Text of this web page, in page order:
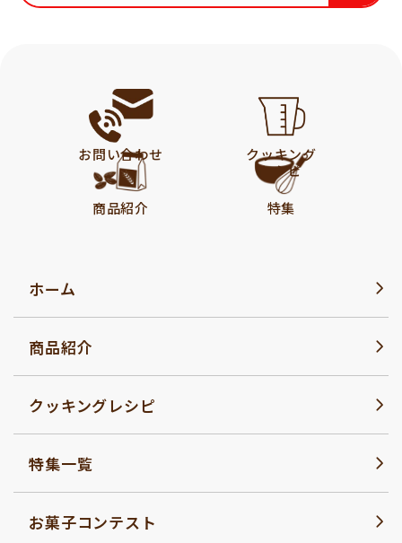
お問い合わせ
クッキング
レシピ
商品紹介
特集
ホーム
商品紹介
クッキングレシピ
特集一覧
お菓子コンテスト